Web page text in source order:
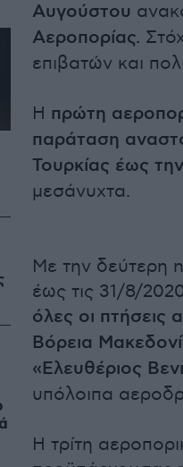
Αυγούστου
Αεροπορίας.
επιβατών και
Η πρώτη
παράταση
Τουρκίας έως
μεσάνυχτα.
Με την δεύτερη
έως τις 31/8/
όλες οι πτήσεις
Βόρεια
«Ελευθέριος
υπόλοιπα
Η τρίτη